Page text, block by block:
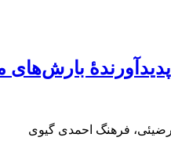
فرهنگ احمدی گیوی